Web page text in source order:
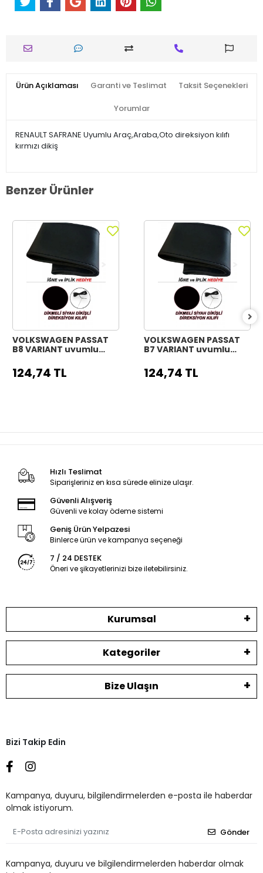
Ürün Açıklaması Garanti ve Teslimat Taksit Seçenekleri
Yorumlar
RENAULT SAFRANE Uyumlu Araç,Araba,Oto direksiyon kılıfı
kırmızı dikiş
Benzer Ürünler
VOLKSWAGEN PASSAT
B8 VARIANT uyumlu
direksiyon kılıfı siyah
dikiş
124,74 TL
VOLKSWAGEN PASSAT
B7 VARIANT uyumlu
direksiyon kılıfı siyah
dikiş
124,74 TL
Hızlı Teslimat
Siparişleriniz en kısa sürede elinize ulaşır.
Güvenli Alışveriş
Güvenli ve kolay ödeme sistemi
Geniş Ürün Yelpazesi
Binlerce ürün ve kampanya seçeneği
7 / 24 DESTEK
Öneri ve şikayetlerinizi bize iletebilirsiniz.
Kurumsal
Kategoriler
Bize Ulaşın
Bizi Takip Edin
Kampanya, duyuru, bilgilendirmelerden e-posta ile haberdar
olmak istiyorum.
Gönder
Kampanya, duyuru ve bilgilendirmelerden haberdar olmak